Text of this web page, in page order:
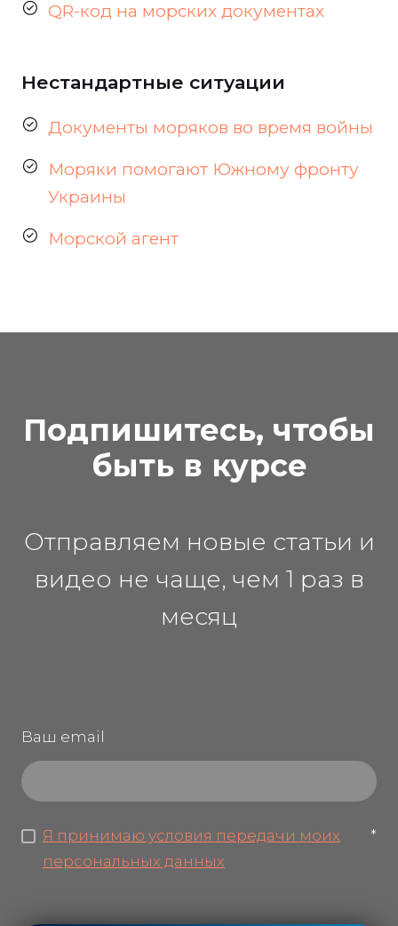
QR-код на морских документах
Нестандартные ситуации
Документы моряков во время войны
Моряки помогают Южному фронту
Украины
Морской агент
Подпишитесь, чтобы
быть в курсе
Отправляем новые статьи и
видео не чаще, чем 1 раз в
месяц
Ваш email
Я принимаю условия передачи моих
персональных данных
*